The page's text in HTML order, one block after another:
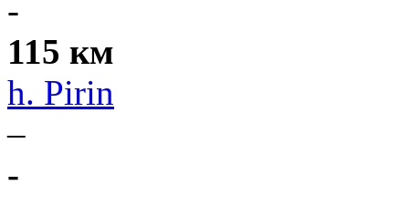
-
115 км
h. Pirin
–
-